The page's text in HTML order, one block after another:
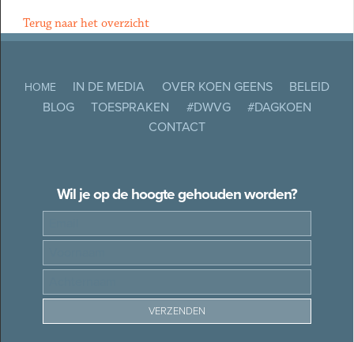
Terug naar het overzicht
HOME IN DE MEDIA OVER KOEN GEENS
BELEID
BLOG
TOESPRAKEN #DWVG
#DAGKOEN
CONTACT
Wil je op de hoogte gehouden worden?